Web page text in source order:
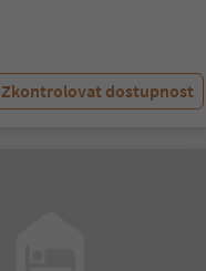
Zkontrolovat dostupnost